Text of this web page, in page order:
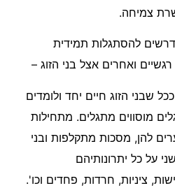
צמיחה.
להסתגלות תמידית
ואחרים אצל בני הזוג –
שבני הזוג חיים יחד ולומדים
מוסווים מתגלים. מתחילות
להן, מסכות מתקלפות ובני
על כל יתרונותיהם
ציניות, חרדות, פחדים וכו'.